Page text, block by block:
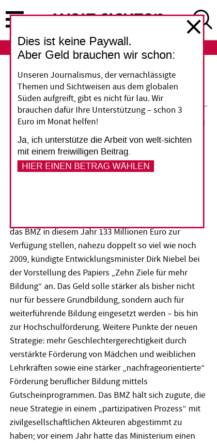
zum
Inhalt
ABO
Bildungshilfe für Afrika
31. Juli 2012
Vorlesen
das BMZ in diesem Jahr 133 Millionen Euro zur
Verfügung stellen, nahezu doppelt so viel wie noch
2009, kündigte Entwicklungsminister Dirk Niebel bei
der Vorstellung des Papiers „Zehn Ziele für mehr
Bildung“ an. Das Geld solle stärker als bisher nicht
nur für bessere Grundbildung, sondern auch für
weiterführende Bildung eingesetzt werden – bis hin
zur Hochschulförderung. Weitere Punkte der neuen
Strategie: mehr Geschlechtergerechtigkeit durch
verstärkte Förderung von Mädchen und weiblichen
Lehrkräften sowie eine stärker „nachfrageorientierte“
Förderung beruflicher Bildung mittels
Gutscheinprogrammen. Das BMZ hält sich zugute, die
neue Strategie in einem „partizipativen Prozess“ mit
zivilgesellschaftlichen Akteuren abgestimmt zu
haben; vor einem Jahr hatte das Ministerium einen
Dies ist keine Paywall.
Aber Geld brauchen wir schon:
Unseren Journalismus, der vernachlässigte
Themen und Sichtweisen aus dem globalen
Süden aufgreift, gibt es nicht für lau. Wir
brauchen dafür Ihre Unterstützung – schon 3
Euro im Monat helfen!
Ja, ich unterstütze die Arbeit von welt-sichten
mit einem freiwilligen Beitrag.
HIER EINEN BETRAG WÄHLEN